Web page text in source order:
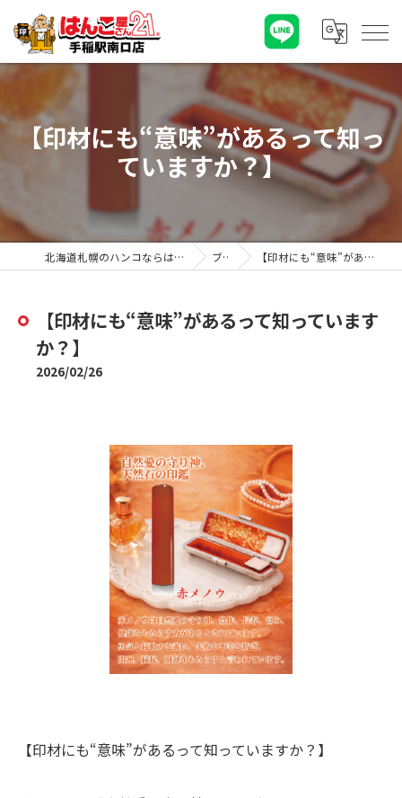
【印材にも“意味”があるって知っ
ていますか？】
北海道札幌のハンコならはんこ屋さん21手稲駅南口店 ブログ 【印材にも“意味”があるって知っていますか？】
【印材にも“意味”があるって知っています
か？】
2026/02/26
【印材にも“意味”があるって知っていますか？】